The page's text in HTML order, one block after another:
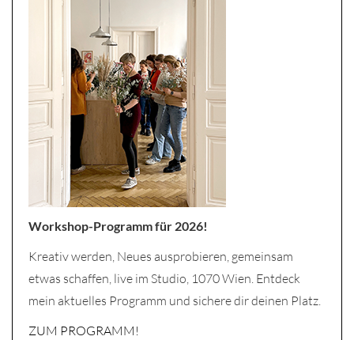
Workshop-Programm für 2026!
Kreativ werden, Neues ausprobieren, gemeinsam
etwas schaffen, live im Studio, 1070 Wien. Entdeck
mein aktuelles Programm und sichere dir deinen Platz.
ZUM PROGRAMM!